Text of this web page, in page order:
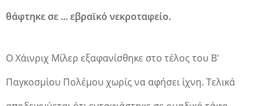
θάφτηκε σε ... εβραϊκό νεκροταφείο.
Ο Χάινριχ Μίλερ εξαφανίσθηκε στο τέλος του Β'
Παγκοσμίου Πολέμου χωρίς να αφήσει ίχνη. Τελικά